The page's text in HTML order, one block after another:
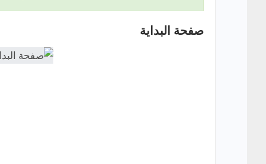
صفحة البداية